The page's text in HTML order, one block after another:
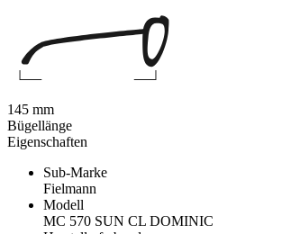
Eigenschaften
Sub-Marke
Fielmann
Modell
MC 570 SUN CL DOMINIC
145 mm
Bügellänge